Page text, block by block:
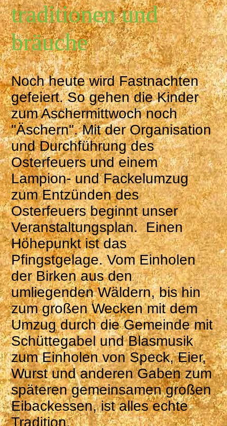
traditionen und
bräuche
Noch heute wird Fastnachten
gefeiert. So gehen die Kinder
zum Aschermittwoch noch
"Äschern". Mit der Organisation
und Durchführung des
Osterfeuers und einem
Lampion- und Fackelumzug
zum Entzünden des
Osterfeuers beginnt unser
Veranstaltungsplan. Einen
Höhepunkt ist das
Pfingstgelage. Vom Einholen
der Birken aus den
umliegenden Wäldern, bis hin
zum großen Wecken mit dem
Umzug durch die Gemeinde mit
Schüttegabel und Blasmusik
zum Einholen von Speck, Eier,
Wurst und anderen Gaben zum
späteren gemeinsamen großen
Eibackessen, ist alles echte
Tradition.